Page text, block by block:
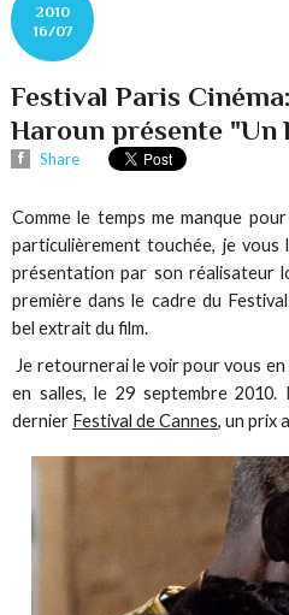
2010
16/07
Festival Paris
Haroun présente "Un
Share
Comme le temps me manque
particulièrement touchée, je vous
présentation par son réalisateur
première dans le cadre du
bel extrait du film.
Je retournerai le voir pour vous
en salles, le 29 septembre
dernier Festival de Cannes, un prix